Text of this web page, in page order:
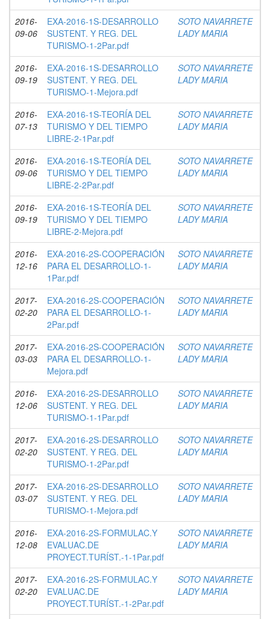
2016-
09-06
EXA-2016-1S-DESARROLLO
SUSTENT. Y REG. DEL
TURISMO-1-2Par.pdf
SOTO NAVARRETE
LADY MARIA
2016-
09-19
EXA-2016-1S-DESARROLLO
SUSTENT. Y REG. DEL
TURISMO-1-Mejora.pdf
SOTO NAVARRETE
LADY MARIA
2016-
07-13
EXA-2016-1S-TEORÍA DEL
TURISMO Y DEL TIEMPO
LIBRE-2-1Par.pdf
SOTO NAVARRETE
LADY MARIA
2016-
09-06
EXA-2016-1S-TEORÍA DEL
TURISMO Y DEL TIEMPO
LIBRE-2-2Par.pdf
SOTO NAVARRETE
LADY MARIA
2016-
09-19
EXA-2016-1S-TEORÍA DEL
TURISMO Y DEL TIEMPO
LIBRE-2-Mejora.pdf
SOTO NAVARRETE
LADY MARIA
2016-
12-16
EXA-2016-2S-COOPERACIÓN
PARA EL DESARROLLO-1-
1Par.pdf
SOTO NAVARRETE
LADY MARIA
2017-
02-20
EXA-2016-2S-COOPERACIÓN
PARA EL DESARROLLO-1-
2Par.pdf
SOTO NAVARRETE
LADY MARIA
2017-
03-03
EXA-2016-2S-COOPERACIÓN
PARA EL DESARROLLO-1-
Mejora.pdf
SOTO NAVARRETE
LADY MARIA
2016-
12-06
EXA-2016-2S-DESARROLLO
SUSTENT. Y REG. DEL
TURISMO-1-1Par.pdf
SOTO NAVARRETE
LADY MARIA
2017-
02-20
EXA-2016-2S-DESARROLLO
SUSTENT. Y REG. DEL
TURISMO-1-2Par.pdf
SOTO NAVARRETE
LADY MARIA
2017-
03-07
EXA-2016-2S-DESARROLLO
SUSTENT. Y REG. DEL
TURISMO-1-Mejora.pdf
SOTO NAVARRETE
LADY MARIA
2016-
12-08
EXA-2016-2S-FORMULAC.Y
EVALUAC.DE
PROYECT.TURÍST.-1-1Par.pdf
SOTO NAVARRETE
LADY MARIA
2017-
02-20
EXA-2016-2S-FORMULAC.Y
EVALUAC.DE
PROYECT.TURÍST.-1-2Par.pdf
SOTO NAVARRETE
LADY MARIA